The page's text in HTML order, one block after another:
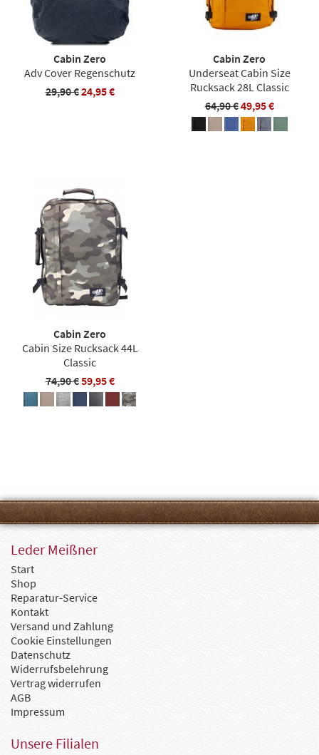
Cabin Zero
Adv Cover Regenschutz
29,90 €24,95 €
Cabin Zero
Underseat Cabin Size
Rucksack 28L Classic
64,90 €49,95 €
Cabin Zero
Cabin Size Rucksack 44L
Classic
74,90 €59,95 €
Leder Meißner
Start
Shop
Reparatur-Service
Kontakt
Versand und Zahlung
Cookie Einstellungen
Datenschutz
Widerrufsbelehrung
Vertrag widerrufen
AGB
Impressum
Unsere Filialen